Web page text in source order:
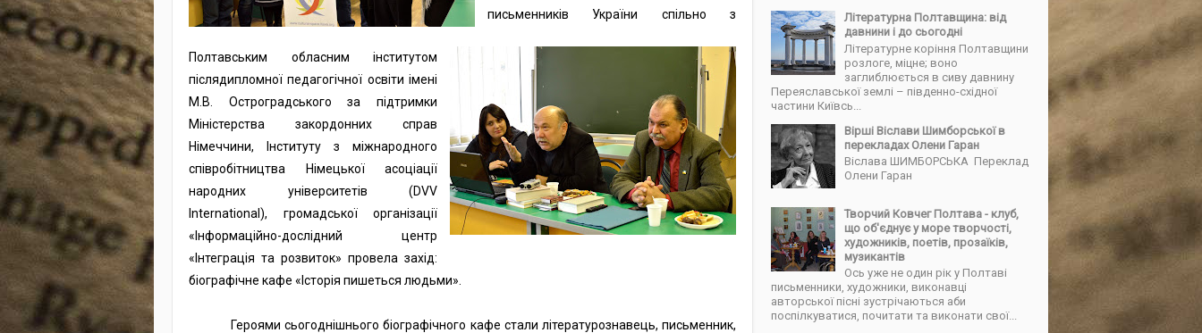
письменників України спільно з
Полтавським обласним інститутом
післядипломної педагогічної освіти імені
М.В. Остроградського за підтримки
Міністерства закордонних справ
Німеччини, Інституту з міжнародного
співробітництва Німецької асоціації
народних університетів (DVV
International), громадської організації
«Інформаційно-дослідний центр
«Інтеграція та розвиток» провела захід:
біографічне кафе «Історія пишеться людьми».
Героями сьогоднішнього біографічного кафе стали літературознавець, письменник,
Літературна Полтавщина: від
давнини і до сьогодні
Літературне коріння Полтавщини
розлоге, міцне; воно
заглиблюється в сиву давнину
Переяславської землі – південно-східної
частини Київсь...
Вірші Віслави Шимборської в
перекладах Олени Гаран
Віслава ШИМБОРСЬКА Переклад
Олени Гаран
Творчий Ковчег Полтава - клуб,
що об'єднує у море творчості,
художників, поетів, прозаїків,
музикантів
Ось уже не один рік у Полтаві
письменники, художники, виконавці
авторської пісні зустрічаються аби
поспілкуватися, почитати та виконати свої...